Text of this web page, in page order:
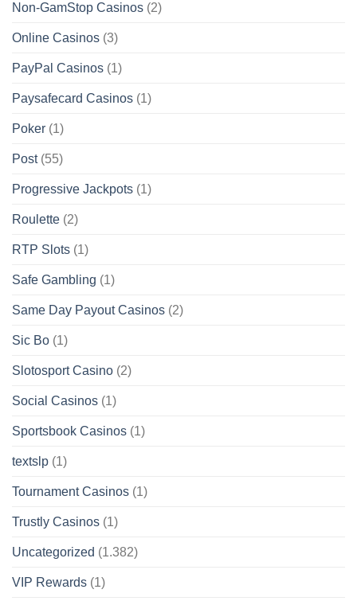
Non-GamStop Casinos (2)
Online Casinos (3)
PayPal Casinos (1)
Paysafecard Casinos (1)
Poker (1)
Post(55)
Progressive Jackpots (1)
Roulette (2)
RTP Slots (1)
Safe Gambling (1)
Same Day Payout Casinos (2)
Sic Bo (1)
Slotosport Casino (2)
Social Casinos (1)
Sportsbook Casinos (1)
textslp (1)
Tournament Casinos (1)
Trustly Casinos (1)
Uncategorized (1.382)
VIP Rewards (1)